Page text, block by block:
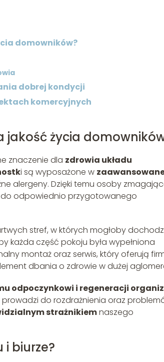
domowników?
dobrej kondycji
komercyjnych
życia
znaczenie dla zdrowia układu
i są wyposażone w
alergeny. Dzięki temu osoby
odpowiednio przygotowanego
stref, w których mogłoby
każda część pokoju była wypełniona
montaż oraz serwis, który oferują
dbania o zdrowie w dużej
odpoczynkowi i regeneracji
prowadzi do rozdrażnienia oraz
strażnikiemnaszego
biurze?